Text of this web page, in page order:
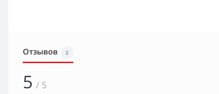
Отзывов 2
5 / 5